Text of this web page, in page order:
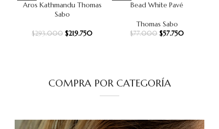
Aros Kathmandu Thomas
Sabo
$293.000 $219.750
Bead White Pavé
Thomas Sabo
$77.000 $57.750
COMPRA POR CATEGORÍA